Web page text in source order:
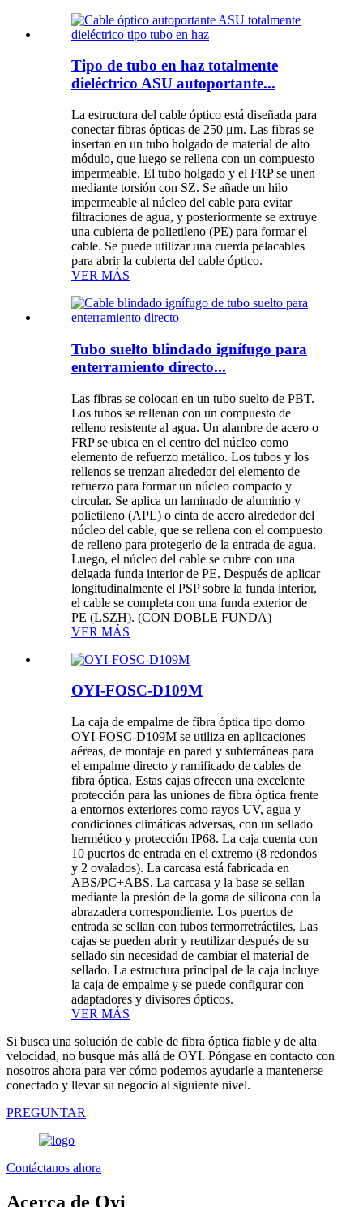
Tipo de tubo en haz totalmente
dieléctrico ASU autoportante...
La estructura del cable óptico está diseñada para
conectar fibras ópticas de 250 μm. Las fibras se
insertan en un tubo holgado de material de alto
módulo, que luego se rellena con un compuesto
impermeable. El tubo holgado y el FRP se unen
mediante torsión con SZ. Se añade un hilo
impermeable al núcleo del cable para evitar
filtraciones de agua, y posteriormente se extruye
una cubierta de polietileno (PE) para formar el
cable. Se puede utilizar una cuerda pelacables
para abrir la cubierta del cable óptico.
VER MÁS
Tubo suelto blindado ignífugo para
enterramiento directo...
Las fibras se colocan en un tubo suelto de PBT.
Los tubos se rellenan con un compuesto de
relleno resistente al agua. Un alambre de acero o
FRP se ubica en el centro del núcleo como
elemento de refuerzo metálico. Los tubos y los
rellenos se trenzan alrededor del elemento de
refuerzo para formar un núcleo compacto y
circular. Se aplica un laminado de aluminio y
polietileno (APL) o cinta de acero alrededor del
núcleo del cable, que se rellena con el compuesto
de relleno para protegerlo de la entrada de agua.
Luego, el núcleo del cable se cubre con una
delgada funda interior de PE. Después de aplicar
longitudinalmente el PSP sobre la funda interior,
el cable se completa con una funda exterior de
PE (LSZH). (CON DOBLE FUNDA)
VER MÁS
OYI-FOSC-D109M
La caja de empalme de fibra óptica tipo domo
OYI-FOSC-D109M se utiliza en aplicaciones
aéreas, de montaje en pared y subterráneas para
el empalme directo y ramificado de cables de
fibra óptica. Estas cajas ofrecen una excelente
protección para las uniones de fibra óptica frente
a entornos exteriores como rayos UV, agua y
condiciones climáticas adversas, con un sellado
hermético y protección IP68. La caja cuenta con
10 puertos de entrada en el extremo (8 redondos
y 2 ovalados). La carcasa está fabricada en
ABS/PC+ABS. La carcasa y la base se sellan
mediante la presión de la goma de silicona con la
abrazadera correspondiente. Los puertos de
entrada se sellan con tubos termorretráctiles. Las
cajas se pueden abrir y reutilizar después de su
sellado sin necesidad de cambiar el material de
sellado. La estructura principal de la caja incluye
la caja de empalme y se puede configurar con
adaptadores y divisores ópticos.
VER MÁS
Si busca una solución de cable de fibra óptica fiable y de alta
velocidad, no busque más allá de OYI. Póngase en contacto con
nosotros ahora para ver cómo podemos ayudarle a mantenerse
conectado y llevar su negocio al siguiente nivel.
PREGUNTAR
Contáctanos ahora
Acerca de Oyi